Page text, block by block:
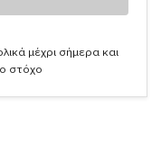
μέχρι σήμερα και
στόχο